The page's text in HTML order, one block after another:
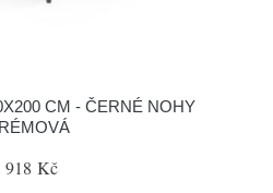
CM - ČERNÉ NOHY
918 Kč